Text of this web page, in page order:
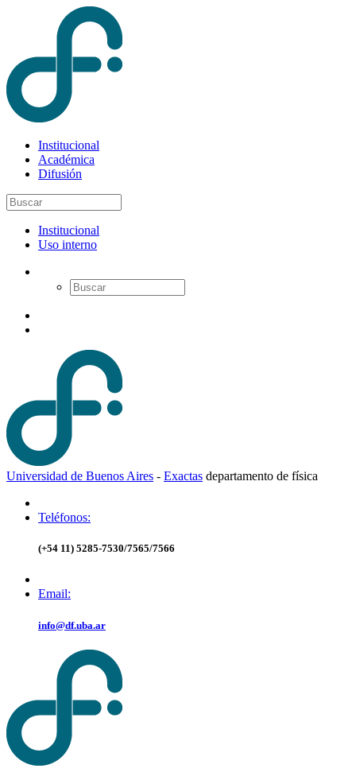
Institucional
Académica
Difusión
Institucional
Uso interno
Universidad de Buenos Aires - Exactas departamento de física
Teléfonos:
(+54 11) 5285-7530/7565/7566
Email:
info@df.uba.ar